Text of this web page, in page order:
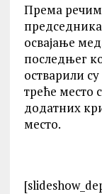
Према
освајање
последњег
остварили
треће место
додатних
место.